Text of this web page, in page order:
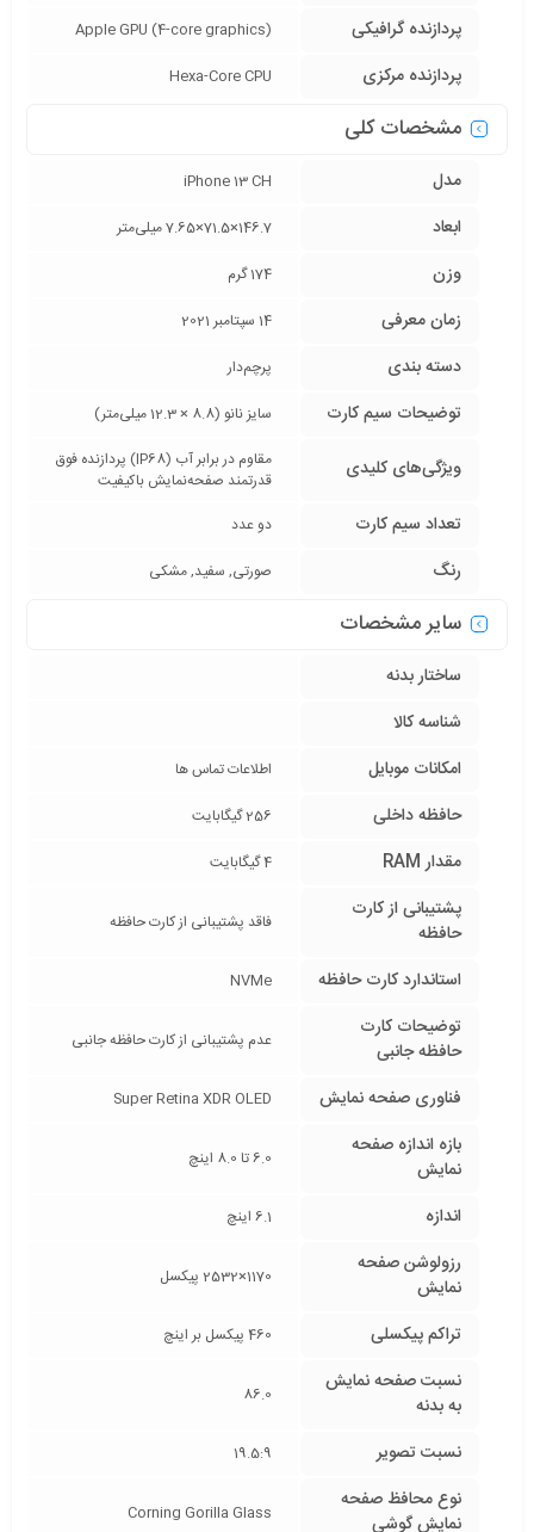
پردازنده‌ گرافیکی Apple GPU (4-core graphics)
پردازنده‌ مرکزی Hexa-Core CPU
مشخصات کلی
مدل iPhone 13 CH
ابعاد 146.7×71.5×7.65 میلی‌متر
وزن 174 گرم
زمان معرفی 14 سپتامبر 2021
دسته ‌بندی پرچم‌دار
توضیحات سیم کارت سایز نانو (8.8 × 12.3 میلی‌متر)
ویژگی‌های کلیدی
مقاوم در برابر آب (IP68) پردازنده فوق
قدرتمند صفحه‌نمایش با‌کیفیت
تعداد سیم کارت دو عدد
رنگ صورتی, سفید, مشکی
سایر مشخصات
ساختار بدنه
شناسه کالا
امکانات موبایل
اطلاعات تماس ها
حافظه داخلی 256 گیگابایت
مقدار RAM 4 گیگابایت
پشتیبانی از کارت
حافظه
فاقد پشتیبانی از کارت حافظه
استاندارد کارت حافظه NVMe
توضیحات کارت
حافظه جانبی
عدم پشتیبانی از کارت حافظه جانبی
فناوری صفحه‌ نمایش Super Retina XDR OLED
بازه‌ اندازه صفحه
نمایش
6.0 تا 8.0 اینچ
اندازه 6.1 اینچ
رزولوشن صفحه
نمایش
1170×2532 پیکسل
تراکم پیکسلی 460 پیکسل بر اینچ
نسبت صفحه‌ نمایش
به بدنه
86.0
نسبت تصویر 19.5:9
نوع محافظ صفحه
نمایش گوشی
Corning Gorilla Glass